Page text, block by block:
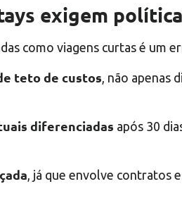
exigem
como viagens curtas é um
teto de custos , não apenas
diferenciadas após 30
, já que envolve contratos